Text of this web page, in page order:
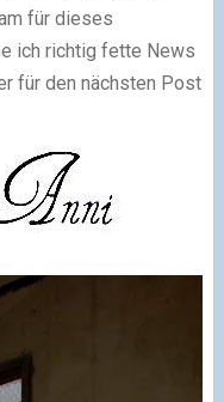
für dieses
ich richtig fette News
für den nächsten Post